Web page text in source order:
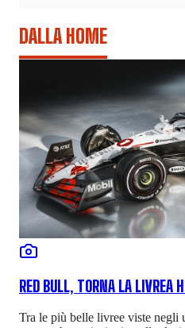
DALLA HOME
RED BULL, TORNA LA LIVREA
Tra le più belle livree viste negli